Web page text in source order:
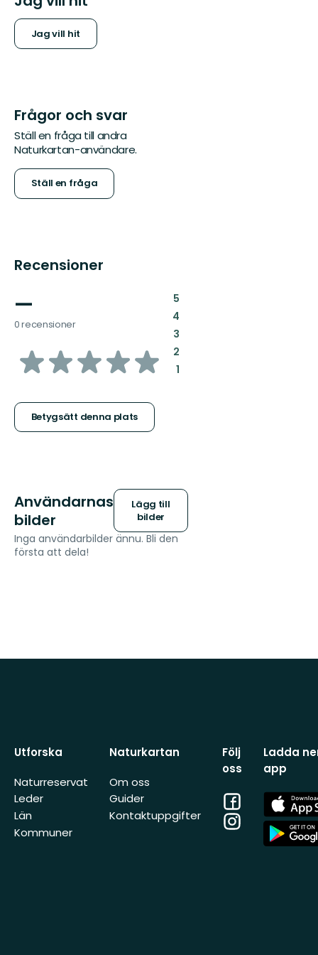
Jag vill hit
Frågor och svar
Ställ en fråga till andra
Naturkartan-användare.
Ställ en fråga
Recensioner
—
0 recensioner
av
stjärnor
Betygsätt denna plats
5:
4:
3:
2:
1:
Användarnas
bilder
Lägg till
bilder
Inga användarbilder ännu. Bli den
första att dela!
Utforska
Naturreservat
Leder
Län
Kommuner
Naturkartan
Om oss
Guider
Kontaktuppgifter
Följ
oss
Facebook
Instagram
Ladda
app
App
Store
App
Store